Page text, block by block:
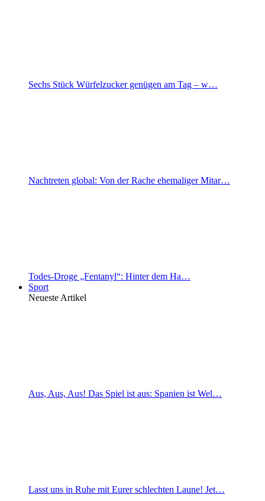
Sechs Stück Würfelzucker genügen am Tag – w…
Nachtreten global: Von der Rache ehemaliger Mitar…
Todes-Droge „Fentanyl“: Hinter dem Ha…
Sport
Neueste Artikel
Aus, Aus, Aus! Das Spiel ist aus: Spanien ist Wel…
Lasst uns in Ruhe mit Eurer schlechten Laune! Jet…